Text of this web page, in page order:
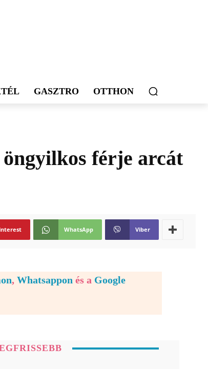
GASZTRO OTTHON
férje arcát
WhatsApp Viber
, Whatsappon és a Google